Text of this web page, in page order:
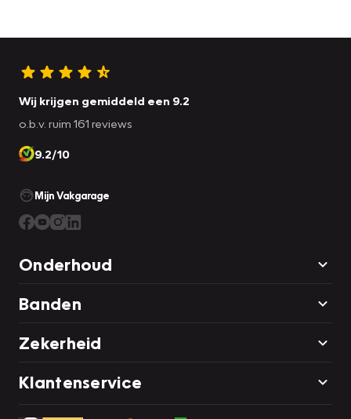
Wij krijgen gemiddeld een 9.2
o.b.v. ruim 161 reviews
9.2/10
Mijn Vakgarage
Onderhoud
Banden
Zekerheid
Klantenservice